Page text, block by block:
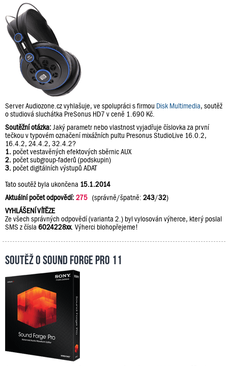
Server Audiozone.cz vyhlašuje, ve spolupráci s firmou Disk Multimedia, soutěž
o studiová sluchátka PreSonus HD7 v ceně 1.690 Kč.
Soutěžní otázka: Jaký parametr nebo vlastnost vyjadřuje číslovka za první
tečkou v typovém označení mixážních pultu Presonus StudioLive 16.0.2,
16.4.2, 24.4.2, 32.4.2?
1. počet vestavěných efektových sběrnic AUX
2. počet subgroup-faderů (podskupin)
3. počet digitálních výstupů ADAT
Tato soutěž byla ukončena 15.1.2014
Aktuální počet odpovědí:275 (správně/špatně: 243/32)
VYHLÁŠENÍ VÍTĚZE
Ze všech správných odpovědí (varianta 2.) byl vylosován výherce, který poslal
SMS z čísla 6024228xx. Výherci blohopřejeme!
Soutěž o Sound Forge Pro 11